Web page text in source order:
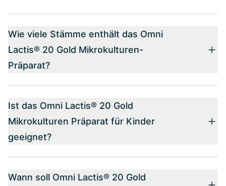
Wie viele Stämme enthält das Omni
Lactis® 20 Gold Mikrokulturen-
Präparat?
Ist das Omni Lactis® 20 Gold
Mikrokulturen Präparat für Kinder
geeignet?
Wann soll Omni Lactis® 20 Gold